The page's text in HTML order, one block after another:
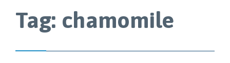
Tag: chamomile